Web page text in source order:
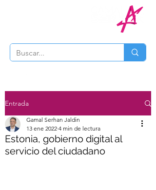
Entrada
Estonia, gobierno digital al
servicio del ciudadano
Gamal Serhan Jaldin
13 ene 2022 4 min de lectura